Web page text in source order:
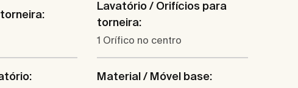
Lavatório / Orifícios para
torneira:
1 Orífico no centro
Material / Móvel base: